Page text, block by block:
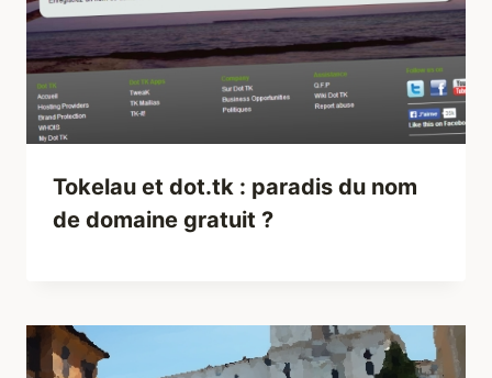
Tokelau et dot.tk : paradis du nom
de domaine gratuit ?